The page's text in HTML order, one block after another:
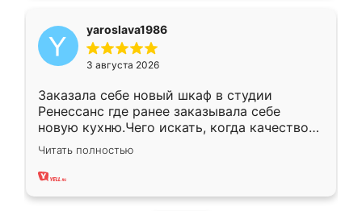
yaroslava1986
3 августа 2026
Заказала себе новый шкаф в студии
Ренессанс где ранее заказывала себе
новую кухню.Чего искать, когда качеством
вполне довольна. Служит кухня уже почти
два года, нареканий нет.
Читать полностью